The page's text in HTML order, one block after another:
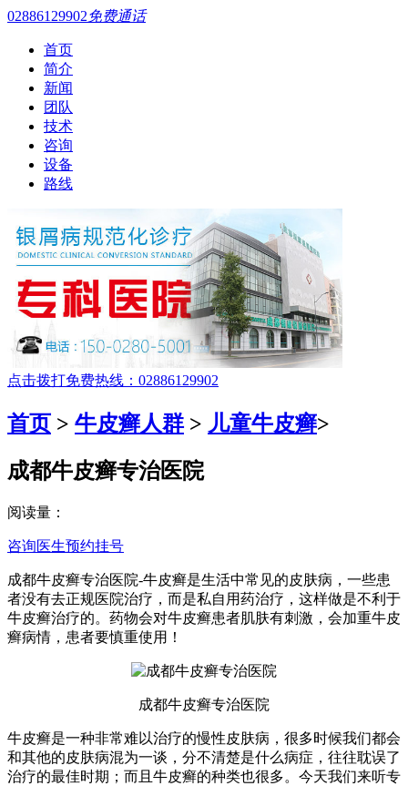
02886129902免费通话
首页
简介
新闻
团队
技术
咨询
设备
路线
点击拨打免费热线：02886129902
首页 > 牛皮癣人群 > 儿童牛皮癣>
成都牛皮癣专治医院
阅读量：
咨询医生预约挂号
成都牛皮癣专治医院-牛皮癣是生活中常见的皮肤病，一些患
者没有去正规医院治疗，而是私自用药治疗，这样做是不利于
牛皮癣治疗的。药物会对牛皮癣患者肌肤有刺激，会加重牛皮
癣病情，患者要慎重使用！
成都牛皮癣专治医院
牛皮癣是一种非常难以治疗的慢性皮肤病，很多时候我们都会
和其他的皮肤病混为一谈，分不清楚是什么病症，往往耽误了
治疗的最佳时期；而且牛皮癣的种类也很多。今天我们来听专